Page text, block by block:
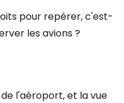
pour repérer, c'est-
les avions ?
l'aéroport, et la vue